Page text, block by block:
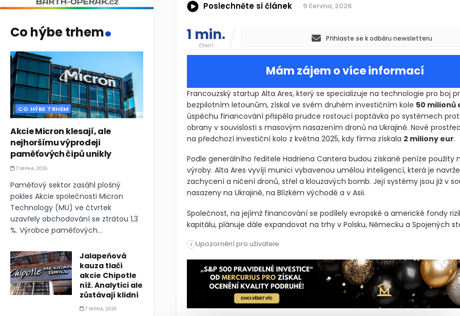
Poslechněte si článek 9 června, 2026
1 min.
čtení
Přihlaste se k odběru newsletteru
Mám zájem o více informací
Francouzský startup Alta Ares, který se specializuje na technologie pro boj
bezpilotním letounům, získal ve svém druhém investičním kole 50 milionů
úspěchu financování přispěla prudce rostoucí poptávka po systémech
obrany v souvislosti s masovým nasazením dronů na Ukrajině. Nové
na předchozí investiční kolo z května 2025, kdy firma získala 2 miliony eur.
Podle generálního ředitele Hadriena Cantera budou získané peníze použity
výroby. Alta Ares vyvíjí munici vybavenou umělou inteligencí, která je
zachycení a ničení dronů, střel a klouzavých bomb. Její systémy jsou již v
nasazeny na Ukrajině, na Blízkém východě a v Asii.
Společnost, na jejímž financování se podílely evropské a americké fondy
kapitálu, plánuje dále expandovat na trhy v Polsku, Německu a Spojených
Francouzský startup Alta Ares, který se specializuje na technologie pro
i Upozornění pro uživatele
Francouzský startup Alta Ares, který se specializuje na technologie pro
Co hýbe trhem.
CO HÝBE TRHEM
Akcie Micron klesají, ale
nejhoršímu výprodeji
paměťových čipů unikly
7 SRPNA, 2026
Paměťový sektor zasáhl plošný
pokles Akcie společnosti Micron
Technology (MU) ve čtvrtek
uzavřely obchodování se ztrátou 1,3
%. Výrobce paměťových...
Jalapeňová
kauza tlačí
akcie Chipotle
níž. Analytici ale
zůstávají klidní
7 SRPNA, 2026